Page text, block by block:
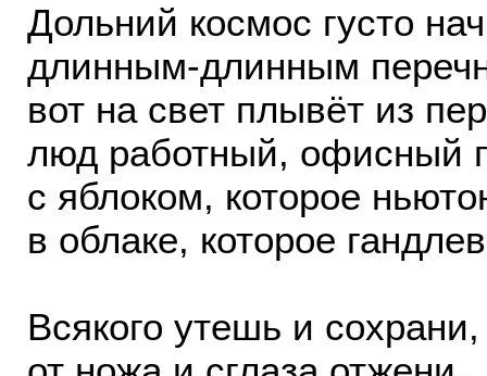
Дольний космос густо
длинным-длинным
вот на свет плывёт из
люд работный, офисный
с яблоком, которое
в облаке, которое
Всякого утешь и сохрани,